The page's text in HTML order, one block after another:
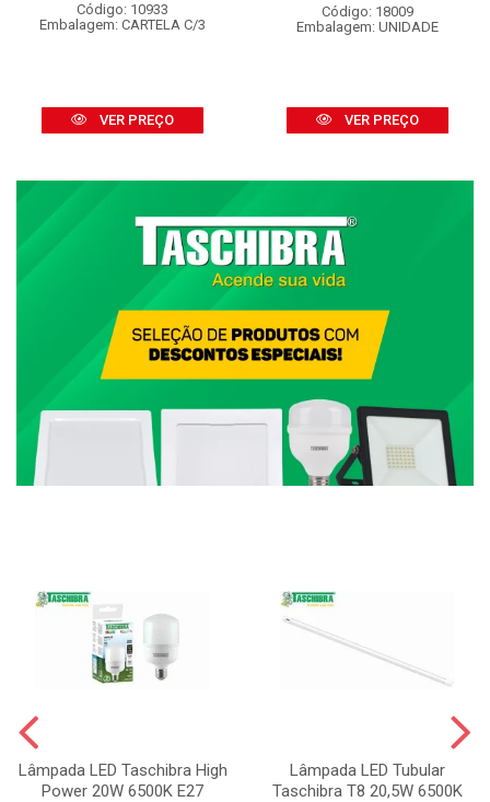
Código: 10933
Embalagem: CARTELA C/3
VER PREÇO
Código: 18009
Embalagem: UNIDADE
VER PREÇO
Lâmpada LED Taschibra High
Power 20W 6500K E27
Lâmpada LED Tubular
Taschibra T8 20,5W 6500K